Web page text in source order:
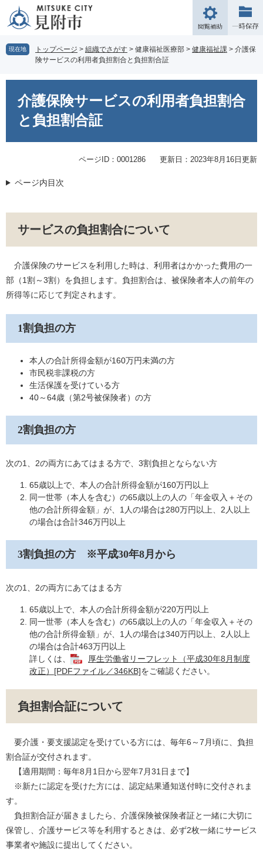
の
先
で
ー
を
ば
へ
閲
覧
補
現在地 トップページ > 組織でさがす > 健康福祉医療部 > 健康福祉課 > 介護保
険サービスの利用者負担割合と負担割合証
介護保険サービスの利用者負担割合
と負担割合証
ページID：0001286 更新日：2023年8月16日更新
ページ内目次
サービスの負担割合について
介護保険のサービスを利用した時は、利用者はかかった費用の一
部（1割～3割）を負担します。負担割合は、被保険者本人の前年の
所得等に応じて判定されます。
1割負担の方
本人の合計所得金額が160万円未満の方
市民税非課税の方
生活保護を受けている方
40～64歳（第2号被保険者）の方
2割負担の方
次の1、2の両方にあてはまる方で、3割負担とならない方
65歳以上で、本人の合計所得金額が160万円以上
同一世帯（本人を含む）の65歳以上の人の「年金収入＋その
他の合計所得金額」が、1人の場合は280万円以上、2人以上
の場合は合計346万円以上
3割負担の方 ※平成30年8月から
次の1、2の両方にあてはまる方
65歳以上で、本人の合計所得金額が220万円以上
同一世帯（本人を含む）の65歳以上の人の「年金収入＋その
他の合計所得金額」が、1人の場合は340万円以上、2人以上
の場合は合計463万円以上
詳しくは、
厚生労働省リーフレット（平成30年8月制度
改正）[PDFファイル／346KB]をご確認ください。
負担割合証について
要介護・要支援認定を受けている方には、毎年6～7月頃に、負担
割合証が交付されます。
【適用期間：毎年8月1日から翌年7月31日まで】
※新たに認定を受けた方には、認定結果通知送付時に交付されま
す。
負担割合証が届きましたら、介護保険被保険者証と一緒に大切に
保管し、介護サービス等を利用するときは、必ず2枚一緒にサービス
事業者や施設に提出してください。